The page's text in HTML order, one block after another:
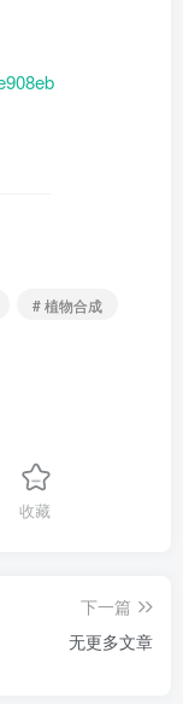
# 植物合成
收藏
下一篇
无更多文章